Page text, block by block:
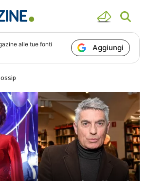
alle tue fonti
Aggiungi